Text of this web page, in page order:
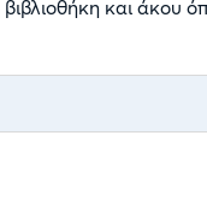
και άκου